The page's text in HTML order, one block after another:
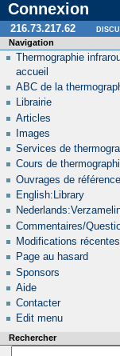
Connexion
Navigation
Thermographie
accueil
ABC de la
Librairie
Articles
Images
Services de
Cours de
Ouvrages de référence
English:Library
Commentaires/
Modifications récentes
Page au hasard
Sponsors
Aide
Contacter
Edit menu
Rechercher
216.73.217.62